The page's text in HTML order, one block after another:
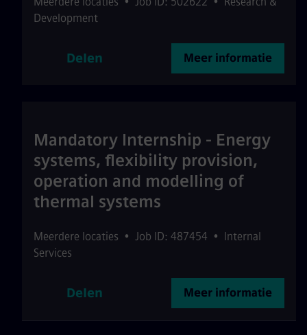
Development
Delen Meer informatie
Mandatory Internship - Energy
systems, flexibility provision,
operation and modelling of
thermal systems
Meerdere locaties • Job ID: 487454 • Internal
Services
Delen Meer informatie